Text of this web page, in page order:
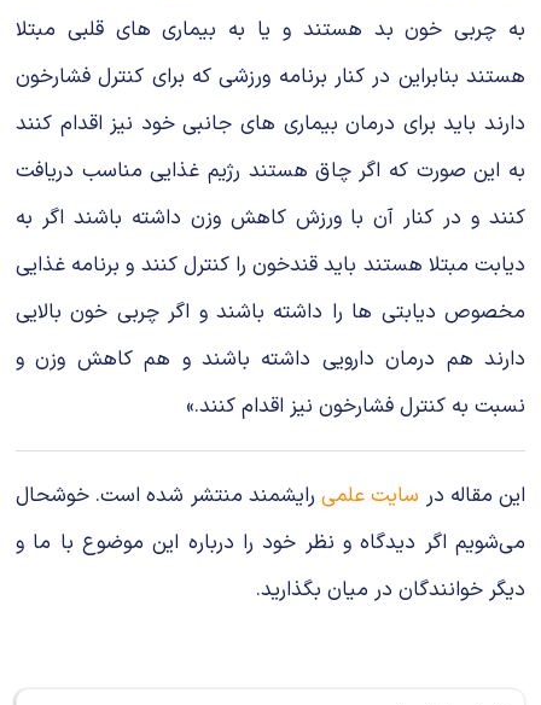
به چربی خون بد هستند و یا به بیماری های قلبی مبتلا
هستند بنابراین در کنار برنامه ورزشی که برای کنترل فشارخون
دارند باید برای درمان بیماری های جانبی خود نیز اقدام کنند
به این صورت که اگر چاق هستند رژیم غذایی مناسب دریافت
کنند و در کنار آن با ورزش کاهش وزن داشته باشند اگر به
دیابت مبتلا هستند باید قندخون را کنترل کنند و برنامه غذایی
مخصوص دیابتی ها را داشته باشند و اگر چربی خون بالایی
دارند هم درمان دارویی داشته باشند و هم کاهش وزن و
نسبت به کنترل فشارخون نیز اقدام کنند.»
این مقاله در سایت علمیرایشمند منتشر شده است. خوشحال
می‌شویم اگر دیدگاه و نظر خود را درباره این موضوع با ما و
دیگر خوانندگان در میان بگذارید.